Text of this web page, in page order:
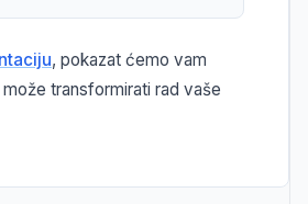
, pokazat ćemo vam
transformirati rad vaše